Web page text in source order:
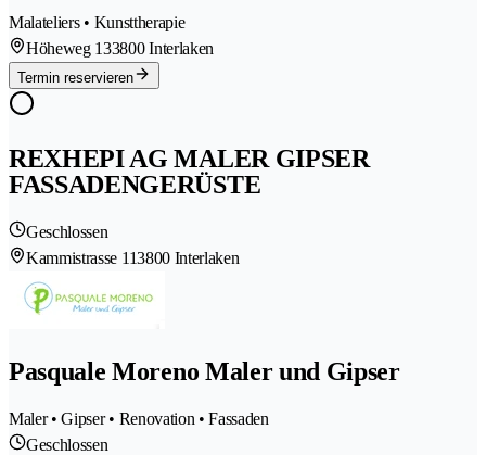
Malateliers • Kunsttherapie
Höheweg 133800 Interlaken
Termin reservieren
REXHEPI AG MALER GIPSER
FASSADENGERÜSTE
Geschlossen
Kammistrasse 113800 Interlaken
Pasquale Moreno Maler und Gipser
Maler • Gipser • Renovation • Fassaden
Geschlossen